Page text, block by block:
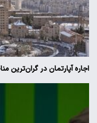
اجاره آپارتمان در گران‌ترین